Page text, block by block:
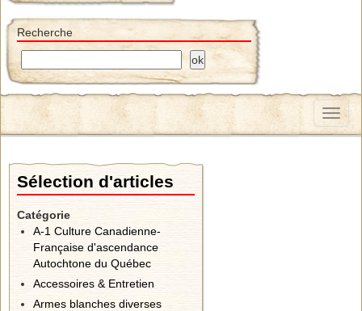
Recherche
Menu
Sélection d'articles
Catégorie
A-1 Culture Canadienne-
Française d'ascendance
Autochtone du Québec
Accessoires & Entretien
Armes blanches diverses